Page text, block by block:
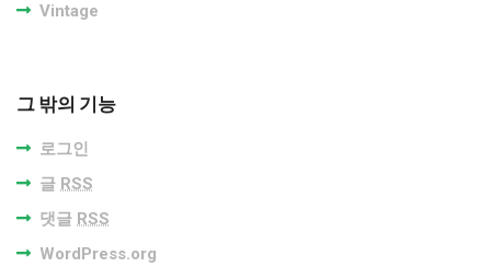
Vintage
그 밖의 기능
로그인
글 RSS
댓글 RSS
WordPress.org